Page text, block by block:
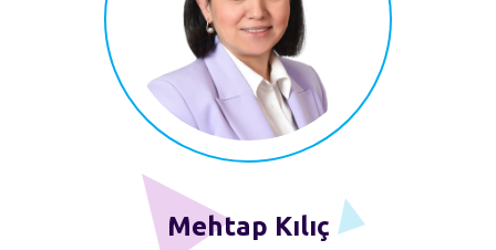
Mehtap Kılıç